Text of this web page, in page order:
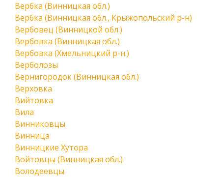
Вербка (Винницкая обл.)
Вербка (Винницкая обл., Крыжопольский р-н)
Вербовец (Винницкой обл.)
Вербовка (Винницкая обл.)
Вербовка (Хмельницкий р-н.)
Верболозы
Вернигородок (Винницкая обл.)
Верховка
Вийтовка
Вила
Винниковцы
Винница
Винницкие Хутора
Войтовцы (Винницкая обл.)
Володеевцы